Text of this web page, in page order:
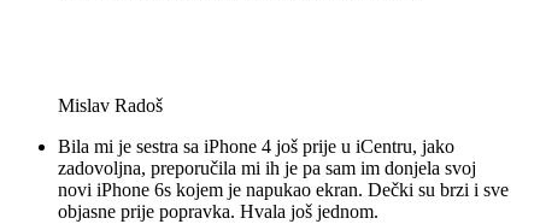
Mislav Radoš
Bila mi je sestra sa iPhone 4 još prije u iCentru, jako
zadovoljna, preporučila mi ih je pa sam im donjela svoj
novi iPhone 6s kojem je napukao ekran. Dečki su brzi i sve
objasne prije popravka. Hvala još jednom.